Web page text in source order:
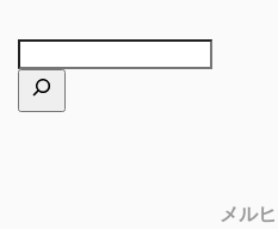
メル